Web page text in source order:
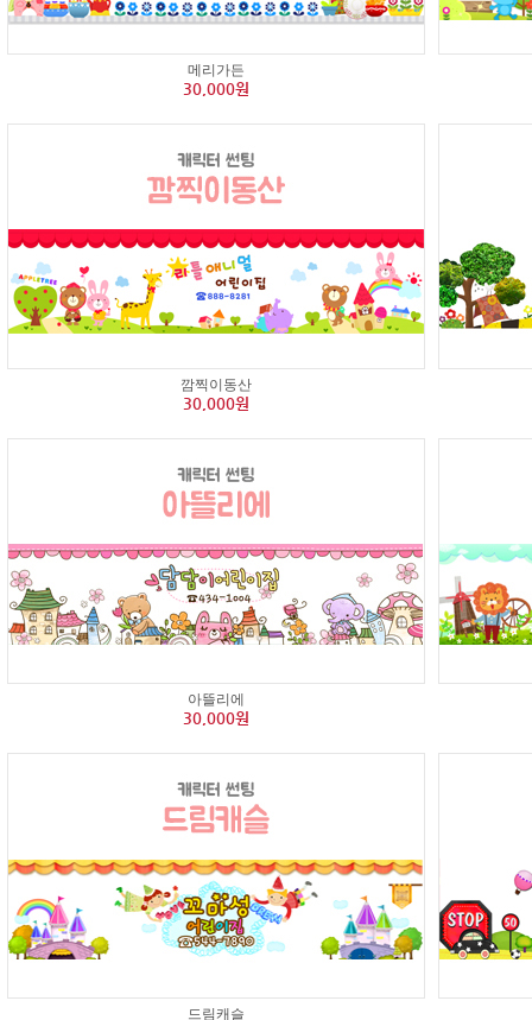
메리가든
30,000원
깜찍이동산
30,000원
아뜰리에
30,000원
드림캐슬